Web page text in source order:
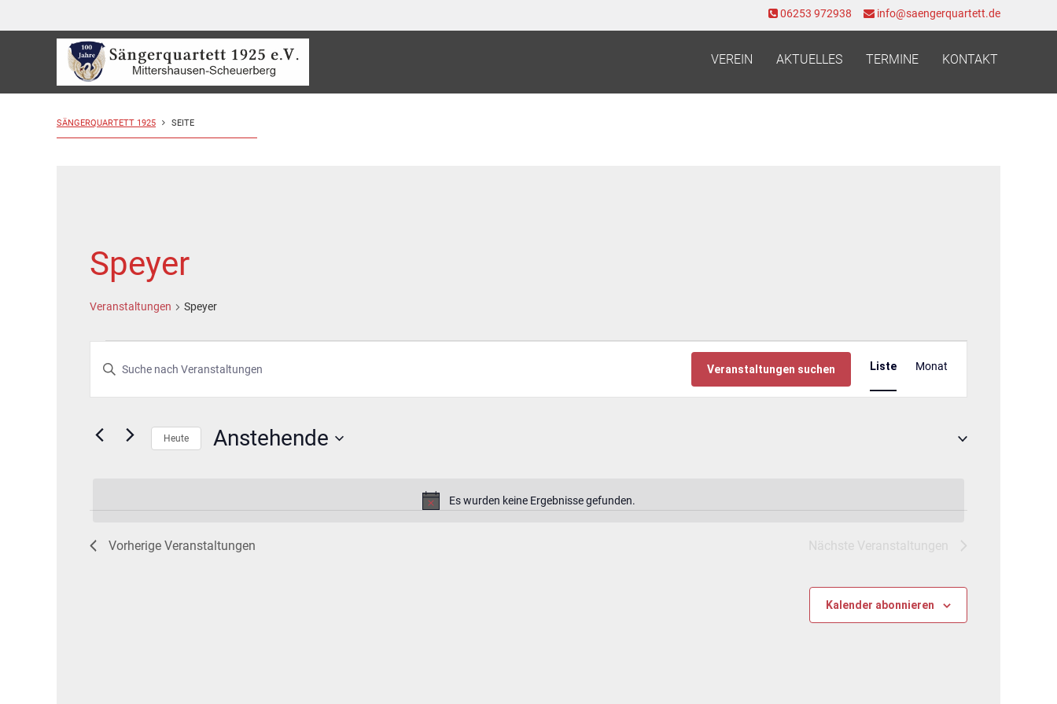
06253 972938 info@saengerquartett.de
VEREIN AKTUELLES TERMINE KONTAKT
SÄNGERQUARTETT 1925 SEITE
Speyer
Veranstaltungen Speyer
Veranstaltungen
Hinweis
Es wurden keine Ergebnisse gefunden.
Veranstaltungen
Suche
und
Ansichten,
Bitte
eingeben.
nach
Veranstaltungen suchen
Ansichten-
Navigation
Liste Monat
Heute Anstehende
Vorherige Veranstaltungen Nächste Veranstaltungen
Kalender abonnieren